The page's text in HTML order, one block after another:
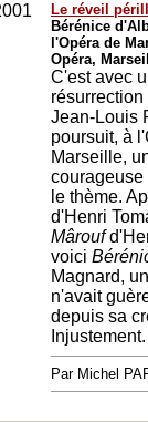
Le réveil
Bérénice
l'Opéra de
Opéra,
C'est avec
résurrection
Jean-Louis
poursuit, à
Marseille,
courageuse
le thème.
d'Henri
Mârouf
voici
Magnard,
n'avait
depuis sa
Injustement.
Par Michel